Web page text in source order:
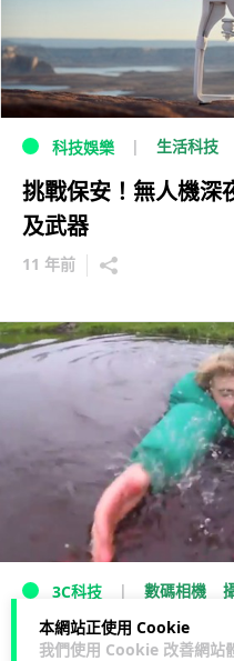
本網站正使用 Cookie
我們使用 Cookie 改善網站
科技娛樂 生活科技
挑戰保安！無人機深
及武器
11 年前
3C科技 數碼相機
初次用航拍機即出事